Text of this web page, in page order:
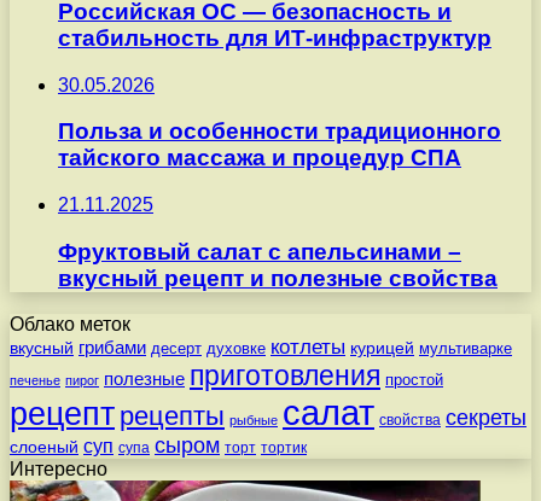
Российская ОС — безопасность и
стабильность для ИТ-инфраструктур
30.05.2026
Польза и особенности традиционного
тайского массажа и процедур СПА
21.11.2025
Фруктовый салат с апельсинами –
вкусный рецепт и полезные свойства
Облако меток
вкусный грибами десерт духовке котлеты курицей мультиварке
печенье пирог полезные приготовления простой
рецепт рецепты рыбные салат свойства секреты
слоеный суп супа сыром торт тортик
Интересно